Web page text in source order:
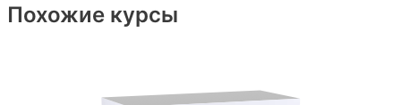
Похожие курсы